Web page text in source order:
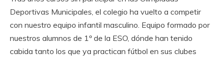
Deportivas Municipales, el colegio ha vuelto a competir
con nuestro equipo infantil masculino. Equipo formado por
nuestros alumnos de 1º de la ESO, dónde han tenido
cabida tanto los que ya practican fútbol en sus clubes